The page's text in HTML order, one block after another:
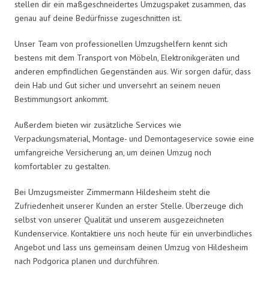
stellen dir ein maßgeschneidertes Umzugspaket zusammen, das
genau auf deine Bedürfnisse zugeschnitten ist.
Unser Team von professionellen Umzugshelfern kennt sich
bestens mit dem Transport von Möbeln, Elektronikgeräten und
anderen empfindlichen Gegenständen aus. Wir sorgen dafür, dass
dein Hab und Gut sicher und unversehrt an seinem neuen
Bestimmungsort ankommt.
Außerdem bieten wir zusätzliche Services wie
Verpackungsmaterial, Montage- und Demontageservice sowie eine
umfangreiche Versicherung an, um deinen Umzug noch
komfortabler zu gestalten.
Bei Umzugsmeister Zimmermann Hildesheim steht die
Zufriedenheit unserer Kunden an erster Stelle. Überzeuge dich
selbst von unserer Qualität und unserem ausgezeichneten
Kundenservice. Kontaktiere uns noch heute für ein unverbindliches
Angebot und lass uns gemeinsam deinen Umzug von Hildesheim
nach Podgorica planen und durchführen.